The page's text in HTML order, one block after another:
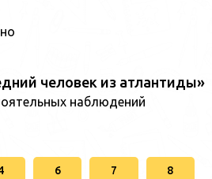
человек из атлантиды»
наблюдений
6 7 8